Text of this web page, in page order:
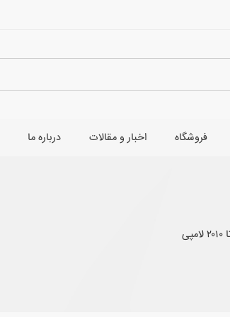
فروشگاه اخبار و مقالات درباره ما